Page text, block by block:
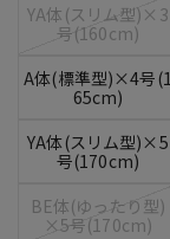
YA体(スリム型)×3
号(160cm)
A体(標準型)×4号(1
65cm)
YA体(スリム型)×5
号(170cm)
BE体(ゆったり型)
×5号(170cm)